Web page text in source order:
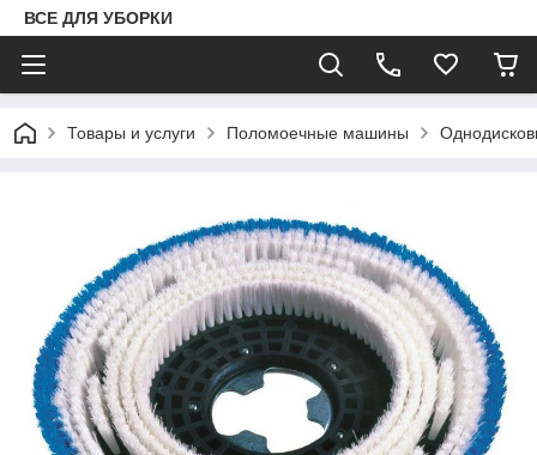
ВСЕ ДЛЯ УБОРКИ
Товары и услуги Поломоечные машины